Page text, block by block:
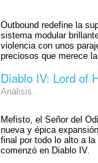
Outbound redefine la
sistema modular
violencia con unos
preciosos que merece
Diablo IV: Lord of
Análisis
Mefisto, el Señor del
nueva y épica
final por todo lo alto a la
comenzó en Diablo IV.